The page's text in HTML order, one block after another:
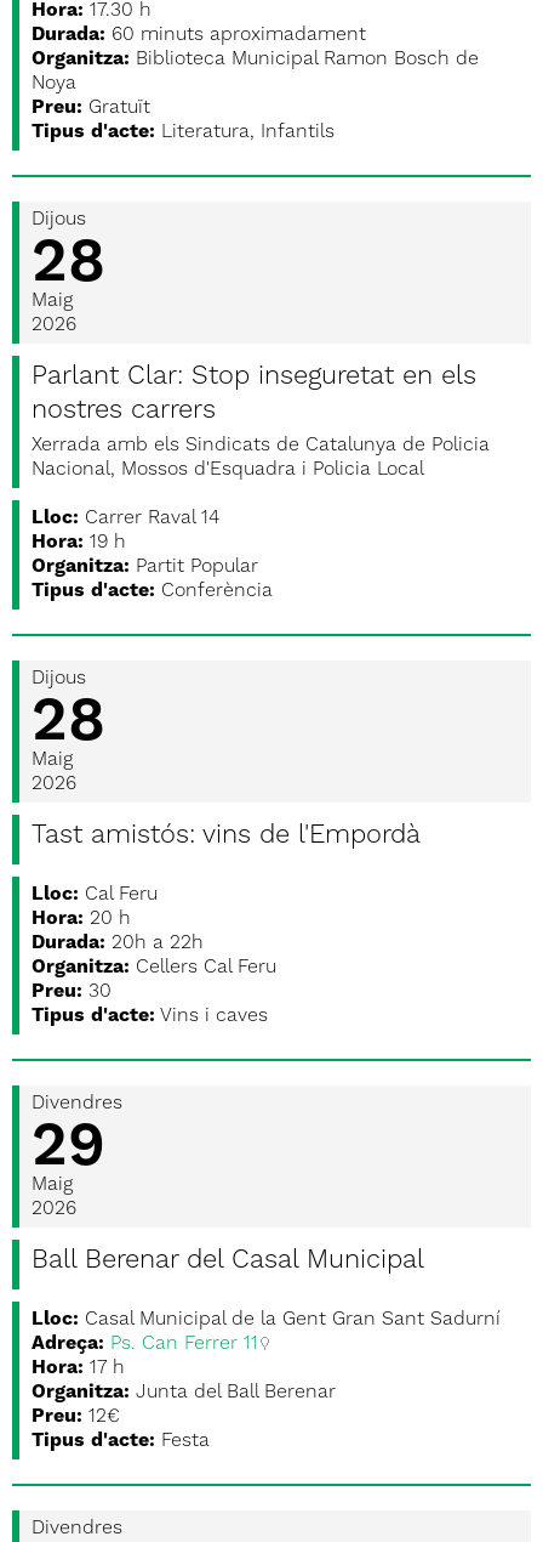
Hora: 17.30 h
Durada: 60 minuts aproximadament
Organitza: Biblioteca Municipal Ramon Bosch de
Noya
Preu: Gratuït
Tipus d'acte: Literatura, Infantils
Dijous
28
Maig
2026
Parlant Clar: Stop inseguretat en els
nostres carrers
Xerrada amb els Sindicats de Catalunya de Policia
Nacional, Mossos d'Esquadra i Policia Local
Lloc: Carrer Raval 14
Hora: 19 h
Organitza: Partit Popular
Tipus d'acte: Conferència
Dijous
28
Maig
2026
Tast amistós: vins de l'Empordà
Lloc: Cal Feru
Hora: 20 h
Durada: 20h a 22h
Organitza: Cellers Cal Feru
Preu: 30
Tipus d'acte: Vins i caves
Divendres
29
Maig
2026
Ball Berenar del Casal Municipal
Lloc: Casal Municipal de la Gent Gran Sant Sadurní
Adreça: Ps. Can Ferrer 11
Hora: 17 h
Organitza: Junta del Ball Berenar
Preu: 12€
Tipus d'acte: Festa
Divendres